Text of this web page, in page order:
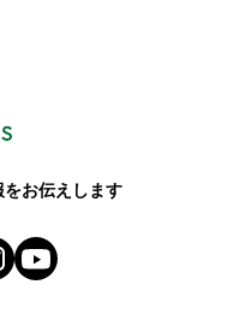
お伝えします
ハンズ公式ファンページ
twitter) @Hands_official_
instagram